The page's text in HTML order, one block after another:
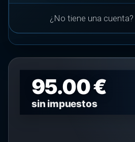
¿No tiene una cuenta?
95.00 €
sin impuestos